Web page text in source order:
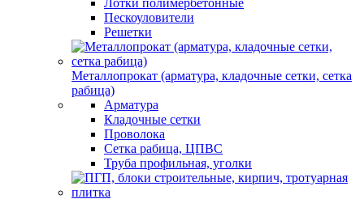
Лотки полимербетонные
Пескоуловители
Решетки
Металлопрокат (арматура, кладочные сетки, сетка
рабица)
Арматура
Кладочные сетки
Проволока
Сетка рабица, ЦПВС
Труба профильная, уголки